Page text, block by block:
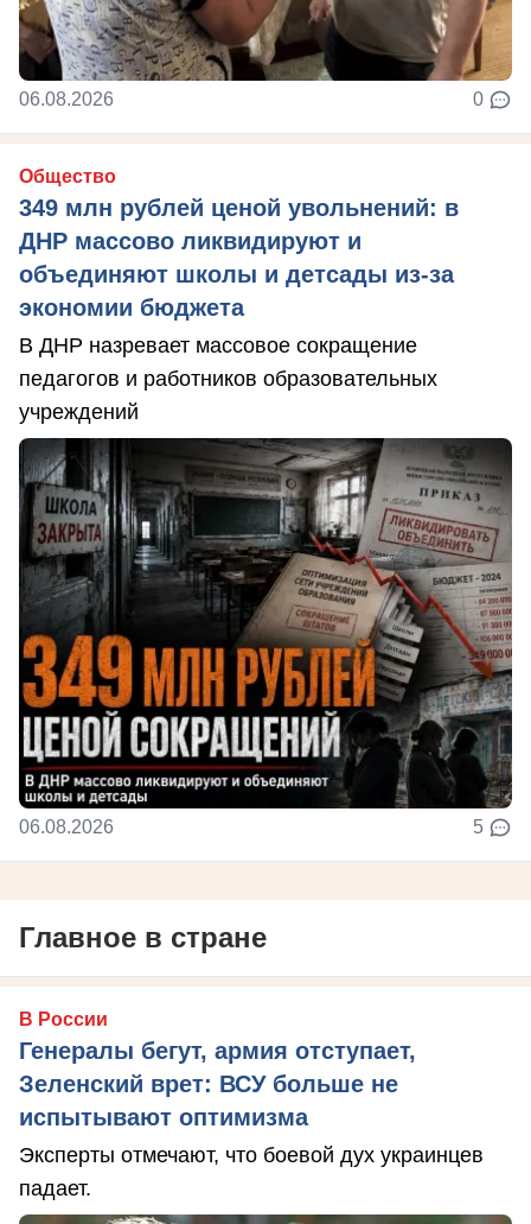
06.08.2026 0
Общество
349 млн рублей ценой увольнений: в
ДНР массово ликвидируют и
объединяют школы и детсады из-за
экономии бюджета
В ДНР назревает массовое сокращение
педагогов и работников образовательных
учреждений
06.08.2026 5
Главное в стране
В России
Генералы бегут, армия отступает,
Зеленский врет: ВСУ больше не
испытывают оптимизма
Эксперты отмечают, что боевой дух украинцев
падает.